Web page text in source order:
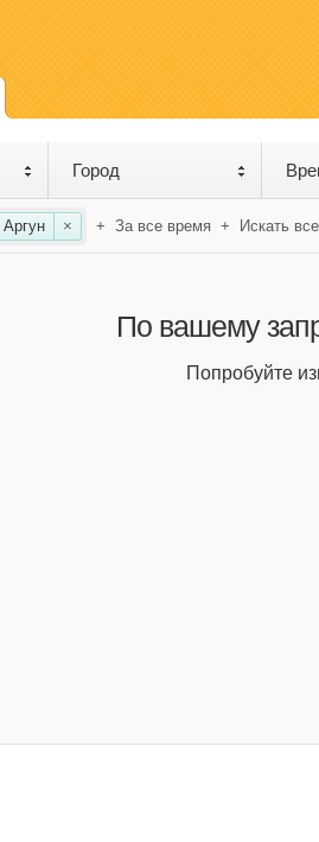
Город
Аргун × + За все время + Искать все
По вашему
Попробуйте